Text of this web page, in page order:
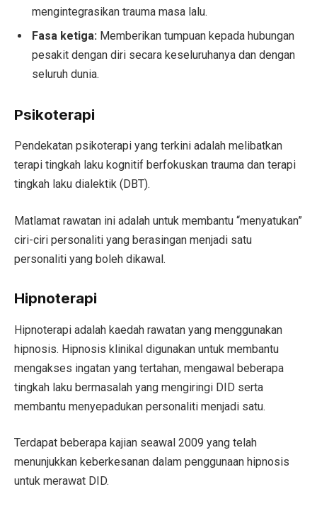
mengintegrasikan trauma masa lalu.
Fasa ketiga: Memberikan tumpuan kepada hubungan
pesakit dengan diri secara keseluruhanya dan dengan
seluruh dunia.
Psikoterapi
Pendekatan psikoterapi yang terkini adalah melibatkan
terapi tingkah laku kognitif berfokuskan trauma dan terapi
tingkah laku dialektik (DBT).
Matlamat rawatan ini adalah untuk membantu “menyatukan”
ciri-ciri personaliti yang berasingan menjadi satu
personaliti yang boleh dikawal.
Hipnoterapi
Hipnoterapi adalah kaedah rawatan yang menggunakan
hipnosis. Hipnosis klinikal digunakan untuk membantu
mengakses ingatan yang tertahan, mengawal beberapa
tingkah laku bermasalah yang mengiringi DID serta
membantu menyepadukan personaliti menjadi satu.
Terdapat beberapa kajian seawal 2009 yang telah
menunjukkan keberkesanan dalam penggunaan hipnosis
untuk merawat DID.